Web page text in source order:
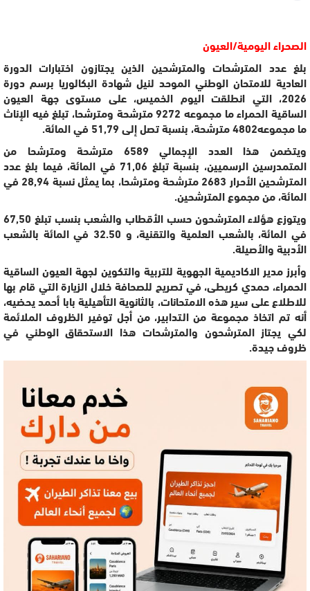
الصحراء اليومية/العيون
بلغ عدد المترشحات والمترشحين الذين يجتازون اختبارات الدورة
العادية للامتحان الوطني الموحد لنيل شهادة البكالوريا برسم دورة
2026، التي انطلقت اليوم الخميس، على مستوى جهة العيون
الساقية الحمراء ما مجموعه 9272 مترشحة ومترشحا، تبلغ فيه الإناث
ما مجموعه4802 مترشحة، بنسبة تصل إلى 51,79 في المائة.
ويتضمن هذا العدد الإجمالي 6589 مترشحة ومترشحا من
المتمدرسين الرسميين، بنسبة تبلغ 71,06 في المائة، فيما بلغ عدد
المترشحين الأحرار 2683 مترشحة ومترشحا، بما يمثل نسبة 28,94 في
المائة، من مجموع المترشحين.
ويتوزع هؤلاء المترشحون حسب الأقطاب والشعب بنسب تبلغ 67,50
في المائة، بالشعب العلمية والتقنية، و 32.50 في المائة بالشعب
الأدبية والأصيلة.
وأبرز مدير الاكاديمية الجهوية للتربية والتكوين لجهة العيون الساقية
الحمراء، حمدي كريطى، في تصريح للصحافة خلال الزيارة التي قام بها
للاطلاع على سير هذه الامتحانات، بالثانوية التأهيلية بابا أحمد يحضيه،
أنه تم اتخاذ مجموعة من التدابير، من أجل توفير الظروف الملائمة
لكي يجتاز المترشحون والمترشحات هذا الاستحقاق الوطني في
ظروف جيدة.